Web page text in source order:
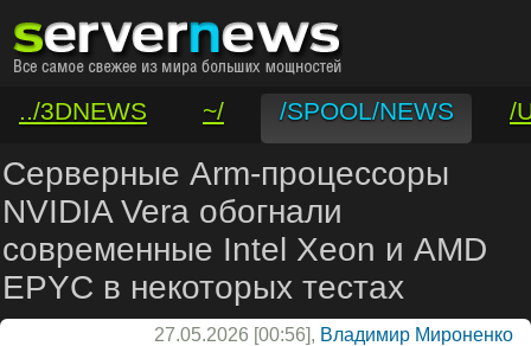
../3DNEWS ~/ /SPOOL/NEWS
/
/VAR/CONTACT
Серверные Arm-процессоры
NVIDIA Vera обогнали
современные Intel Xeon и AMD
EPYC в некоторых тестах
27.05.2026 [00:56], Владимир Мироненко